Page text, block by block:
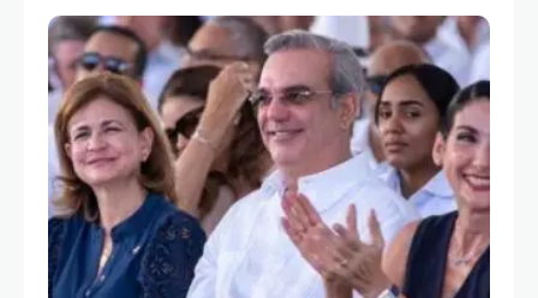
de 80,000habitantes de Hainamosa, Invivienda y Los